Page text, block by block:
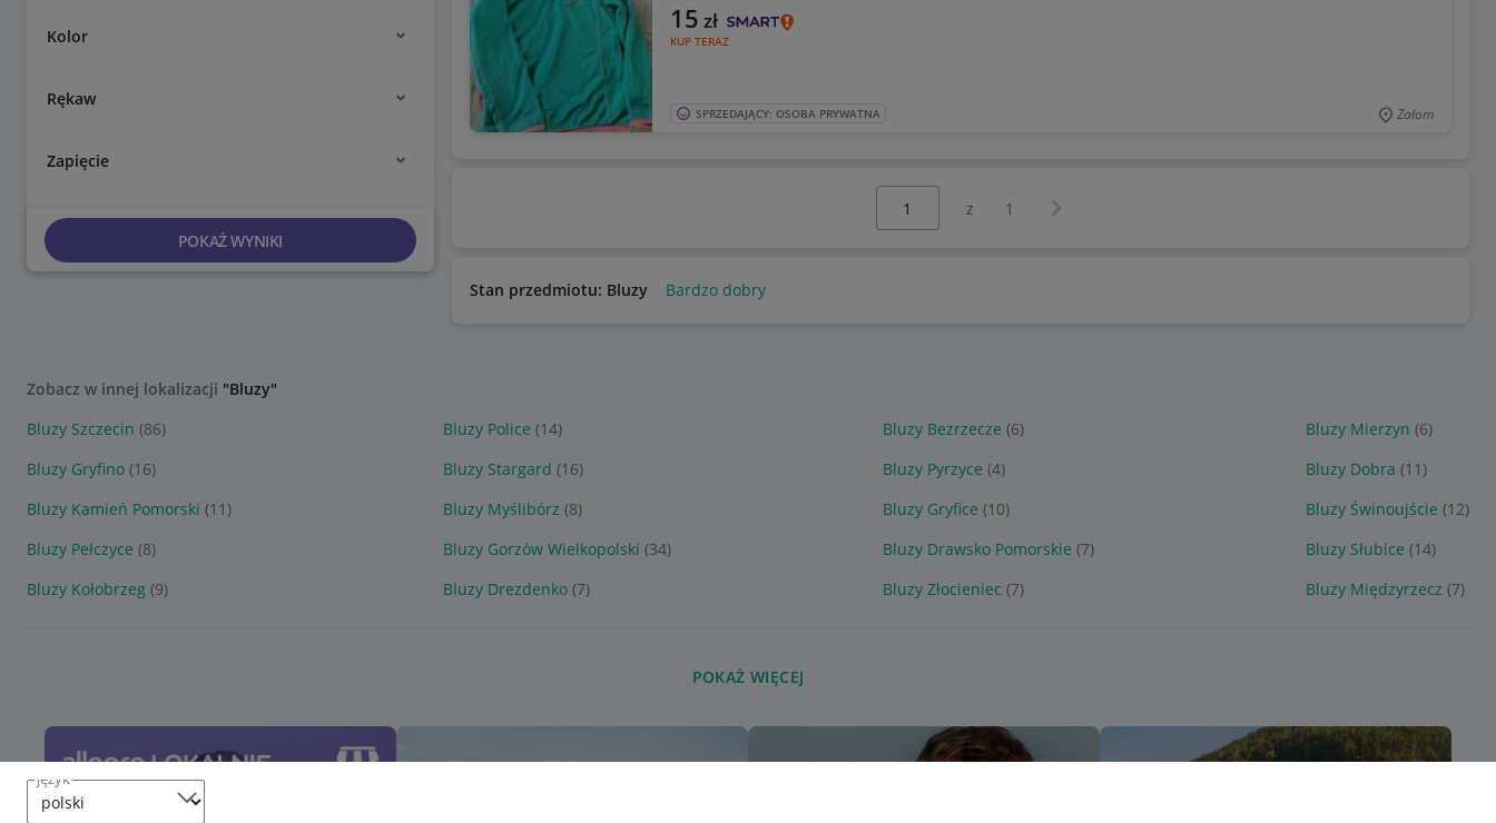
język
Kolor
Rękaw
Zapięcie
POKAŻ WYNIKI
KUP TERAZ
15 zł
SPRZEDAJĄCY: OSOBA PRYWATNA Załom
z 1 Następna strona
Stan przedmiotu: Bluzy Bardzo dobry
Zobacz w innej lokalizacji "Bluzy"
Bluzy Szczecin (86) Bluzy Police (14) Bluzy Bezrzecze (6) Bluzy Mierzyn (6)
Bluzy Gryfino (16) Bluzy Stargard (16) Bluzy Pyrzyce (4) Bluzy Dobra (11)
Bluzy Kamień Pomorski (11) Bluzy Myślibórz (8) Bluzy Gryfice (10) Bluzy Świnoujście (12)
Bluzy Pełczyce (8) Bluzy Gorzów Wielkopolski (34) Bluzy Drawsko Pomorskie (7) Bluzy Słubice (14)
Bluzy Kołobrzeg (9) Bluzy Drezdenko (7) Bluzy Złocieniec (7) Bluzy Międzyrzecz (7)
POKAŻ WIĘCEJ